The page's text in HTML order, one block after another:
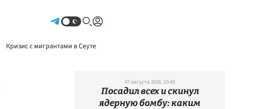
Кризис с мигрантами в Сеуте
07 августа 2026, 10:43
Посадил всех и скинул
ядерную бомбу: каким